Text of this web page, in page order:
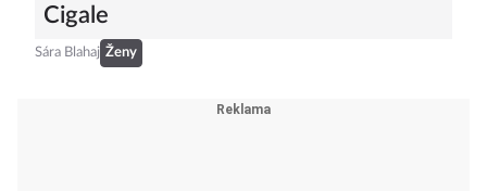
Cigale
Sára Blahaj Ženy